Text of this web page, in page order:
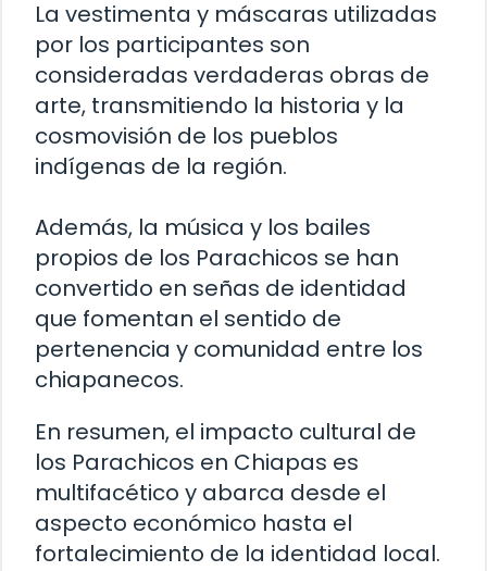
La vestimenta y máscaras utilizadas
por los participantes son
consideradas verdaderas obras de
arte, transmitiendo la historia y la
cosmovisión de los pueblos
indígenas de la región.
Además, la música y los bailes
propios de los Parachicos se han
convertido en señas de identidad
que fomentan el sentido de
pertenencia y comunidad entre los
chiapanecos.
En resumen, el impacto cultural de
los Parachicos en Chiapas es
multifacético y abarca desde el
aspecto económico hasta el
fortalecimiento de la identidad local.